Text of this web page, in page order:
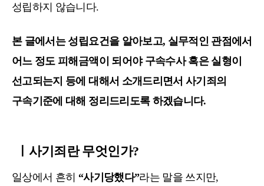
성립하지 않습니다.
본 글에서는 성립요건을 알아보고, 실무적인 관점에서
어느 정도 피해금액이 되어야 구속수사 혹은 실형이
선고되는지 등에 대해서 소개드리면서 사기죄의
구속기준에 대해 정리드리도록 하겠습니다.
ㅣ사기죄란 무엇인가?
일상에서 흔히 “사기당했다”라는 말을 쓰지만,